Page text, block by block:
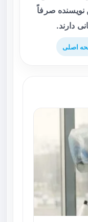
نویسنده صرفاً
دارند.
اصلی